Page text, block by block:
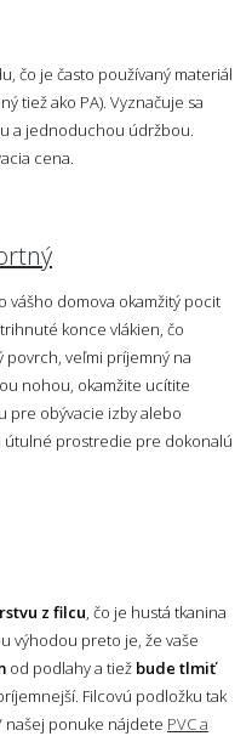
čo je často používaný materiál
tiež ako PA). Vyznačuje sa
a jednoduchou údržbou.
cena.
vášho domova okamžitý pocit
konce vlákien, čo
povrch, veľmi príjemný na
nohou, okamžite ucítite
pre obývacie izby alebo
útulné prostredie pre dokonalú
z filcu, čo je hustá tkanina
výhodou preto je, že vaše
od podlahy a tiež bude tlmiť
Filcovú podložku tak
našej ponuke nájdete PVC a